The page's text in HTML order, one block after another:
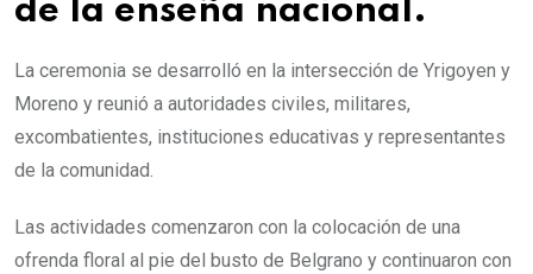
de la enseña nacional.
La ceremonia se desarrolló en la intersección de Yrigoyen y
Moreno y reunió a autoridades civiles, militares,
excombatientes, instituciones educativas y representantes
de la comunidad.
Las actividades comenzaron con la colocación de una
ofrenda floral al pie del busto de Belgrano y continuaron con